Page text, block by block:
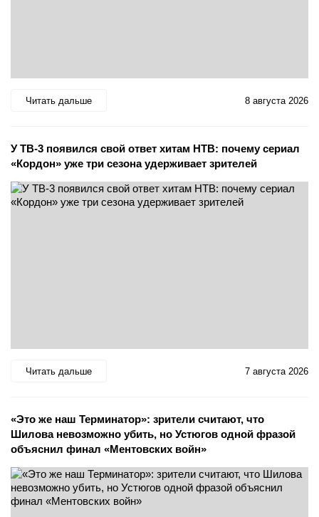
Читать дальше 8 августа 2026
У ТВ-3 появился свой ответ хитам НТВ: почему сериал
«Кордон» уже три сезона удерживает зрителей
Читать дальше 7 августа 2026
«Это же наш Терминатор»: зрители считают, что
Шилова невозможно убить, но Устюгов одной фразой
объяснил финал «Ментовских войн»